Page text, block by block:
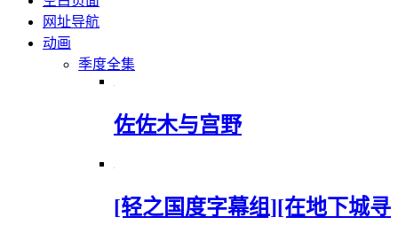
网址导航
动画
季度全集
佐佐木与宫野
[轻之国度字幕组][在地下城寻